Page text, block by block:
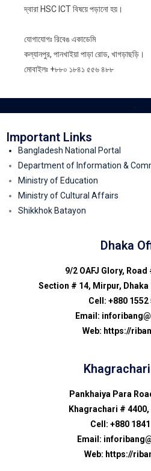
দ্বারা HSC ICT বিষয়ে পড়ানো হয়।
যোগাযোগঃ রিবেঙ একাডেমি
কল্যানপুর, পানখাইয়া পাড়া রোড, খাগড়াছড়ি।
মোবাইলঃ +৮৮০ ১৮৪১ ৫৫৬ ৪৮৮
Important Links
Bangladesh National Portal
Department of Information &
Ministry of Education
Ministry of Cultural Affairs
Shikkhok Batayon
Dhaka
9/2 OAFJ Glory,
Section # 14, Mirpur,
Cell: +880 1552
Email:
Web: https://
Pankhaiya Para
Khagrachari #
Cell: +880
Email:
Web: https://